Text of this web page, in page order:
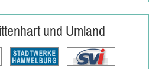
und Umland